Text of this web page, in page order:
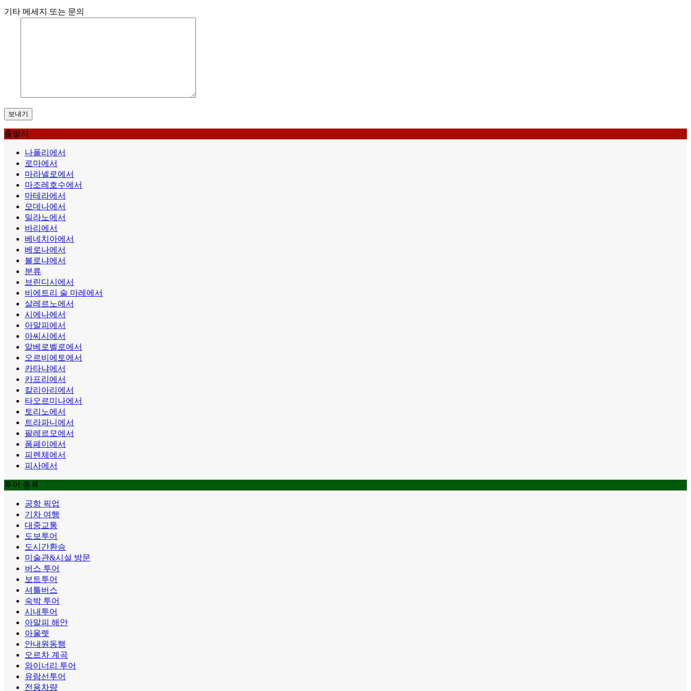
기타 메세지 또는 문의
출발지
나폴리에서
로마에서
마라넬로에서
마조레호수에서
마테라에서
모데나에서
밀라노에서
바리에서
베네치아에서
베로나에서
볼로냐에서
분류
브린디시에서
비에트리 술 마레에서
살레르노에서
시에나에서
아말피에서
아씨시에서
알베로벨로에서
오르비에토에서
카타냐에서
카프리에서
칼리아리에서
타오르미나에서
토리노에서
트라파니에서
팔레르모에서
폼페이에서
피렌체에서
피사에서
투어 종류
공항 픽업
기차 여행
대중교통
도보투어
도시간환승
미술관&시설 방문
버스 투어
보트투어
셔틀버스
숙박 투어
시내투어
아말피 해안
아울렛
안내원동행
오르차 계곡
와이너리 투어
유람선투어
전용차량